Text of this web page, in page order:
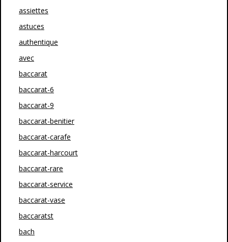
assiettes
astuces
authentique
avec
baccarat
baccarat-6
baccarat-9
baccarat-benitier
baccarat-carafe
baccarat-harcourt
baccarat-rare
baccarat-service
baccarat-vase
baccaratst
bach